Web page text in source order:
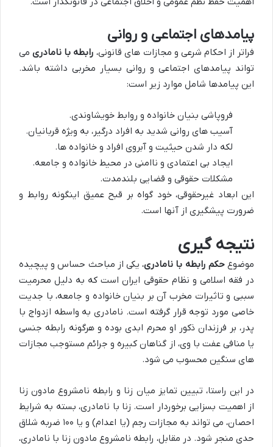
پیامدهای اجتماعی و روانی
فراتر از احکام شرعی و مجازات های قانونی، رابطه با نامادریمی
تواند پیامدهای اجتماعی و روانی بسیار مخربی داشته باشد.
این پیامدها شامل موارد زیر است:
فروپاشی بنیان خانواده و روابط خویشاوندی.
آسیب های روانی شدید به افراد درگیر، به ویژه قربانیان.
لکه دار شدن حیثیت و آبروی افراد و خانواده ها.
ایجاد بی اعتمادی و ناامنی در محیط خانواده و جامعه.
مشکلات حقوقی و قضایی بلندمدت.
این ابعاد غیرحقوقی، خود گواه بر قبح عمیق اینگونه روابط و
ضرورت پیشگیری از آنها است.
نتیجه گیری
موضوعحکم رابطه با نامادری، یکی از مباحث حساس و پیچیده
در فقه اسلامی و نظام حقوقی ایران است که به دلیل محرمیت
سببی و تاثیرات مخرب آن بر بنیان خانواده و جامعه، با جدیت
خاصی مورد توجه قرار گرفته است. نامادری به واسطه ازدواج با
پدر، بر فرزندان ذکور او محرم ابدی بوده و هرگونه رابطه جنسی
یا منافی عفت با وی، از گناهان کبیره و جرائم مستوجب مجازات
های سنگین محسوب می شود.
در این راستا، تبیین تمایز میان زنا و رابطه نامشروع مادون زنا
از اهمیت بسزایی برخوردار است. زنا با نامادری، بسته به شرایط
احصان، می تواند به مجازات رجم (یا اعدام) و یا ۱۰۰ ضربه شلاق
حدی منجر شود. در مقابل، رابطه نامشروع مادون زنا با نامادری،